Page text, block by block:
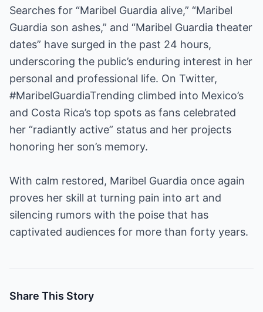
Searches for “Maribel Guardia alive,” “Maribel
Guardia son ashes,” and “Maribel Guardia theater
dates” have surged in the past 24 hours,
underscoring the public’s enduring interest in her
personal and professional life. On Twitter,
#MaribelGuardiaTrending climbed into Mexico’s
and Costa Rica’s top spots as fans celebrated
her “radiantly active” status and her projects
honoring her son’s memory.
With calm restored, Maribel Guardia once again
proves her skill at turning pain into art and
silencing rumors with the poise that has
captivated audiences for more than forty years.
Share This Story